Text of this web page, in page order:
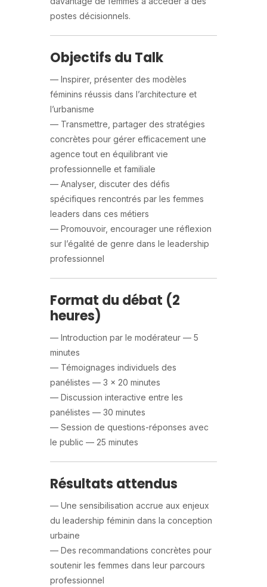
postes décisionnels.
Objectifs du Talk
— Inspirer, présenter des modèles
féminins réussis dans l’architecture et
l’urbanisme
— Transmettre, partager des stratégies
concrètes pour gérer efficacement une
agence tout en équilibrant vie
professionnelle et familiale
— Analyser, discuter des défis
spécifiques rencontrés par les femmes
leaders dans ces métiers
— Promouvoir, encourager une réflexion
sur l’égalité de genre dans le leadership
professionnel
Format du débat (2
heures)
— Introduction par le modérateur — 5
minutes
— Témoignages individuels des
panélistes — 3 x 20 minutes
— Discussion interactive entre les
panélistes — 30 minutes
— Session de questions-réponses avec
le public — 25 minutes
Résultats attendus
— Une sensibilisation accrue aux enjeux
du leadership féminin dans la conception
urbaine
— Des recommandations concrètes pour
soutenir les femmes dans leur parcours
professionnel